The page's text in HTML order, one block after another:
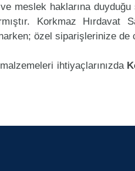
meslek haklarına
Korkmaz
özel siparişlerinize de
ihtiyaçlarınızda